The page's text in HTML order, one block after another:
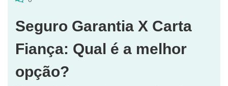
Seguro Garantia X Carta
Fiança: Qual é a melhor
opção?